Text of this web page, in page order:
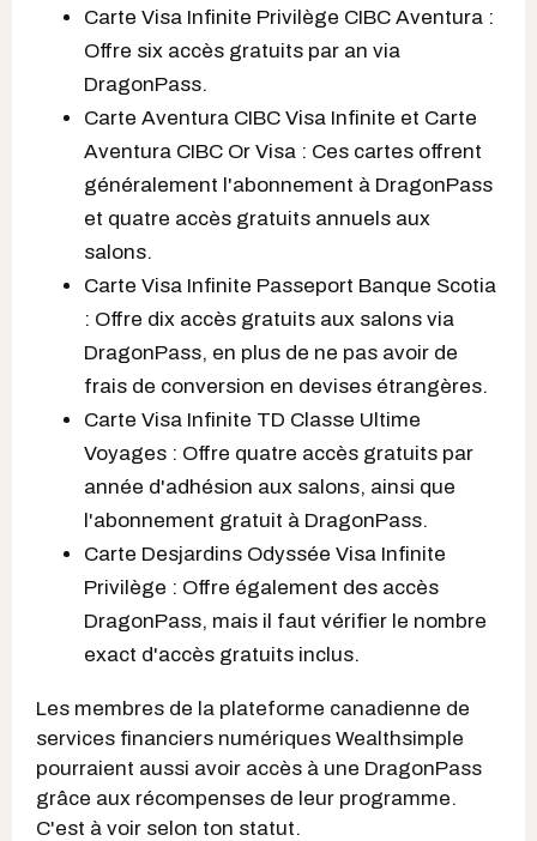
Carte Visa Infinite Privilège CIBC Aventura :
Offre six accès gratuits par an via
DragonPass.
Carte Aventura CIBC Visa Infinite et Carte
Aventura CIBC Or Visa : Ces cartes offrent
généralement l'abonnement à DragonPass
et quatre accès gratuits annuels aux
salons.
Carte Visa Infinite Passeport Banque Scotia
: Offre dix accès gratuits aux salons via
DragonPass, en plus de ne pas avoir de
frais de conversion en devises étrangères.
Carte Visa Infinite TD Classe Ultime
Voyages : Offre quatre accès gratuits par
année d'adhésion aux salons, ainsi que
l'abonnement gratuit à DragonPass.
Carte Desjardins Odyssée Visa Infinite
Privilège : Offre également des accès
DragonPass, mais il faut vérifier le nombre
exact d'accès gratuits inclus.
Les membres de la plateforme canadienne de
services financiers numériques Wealthsimple
pourraient aussi avoir accès à une DragonPass
grâce aux récompenses de leur programme.
C'est à voir selon ton statut.